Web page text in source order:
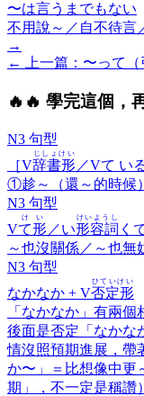
〜は言うまでもない
不用說～／自不待言
→
← 上一篇 ： 〜って（
🔥 🔥 學完這個，
N3 句型
［V辞書形
じしょけい
／Vて い
①趁～（還～的時候
N3 句型
Vて形
けい
／い形容詞
けいようし
く
～也沒關係／～也無
N3 句型
なかなか + V否定形
ひていけい
「なかなか」有兩
後面是否定「なかな
情沒照預期進展，
か〜」＝比想像中更
期」，不一定是稱讚）